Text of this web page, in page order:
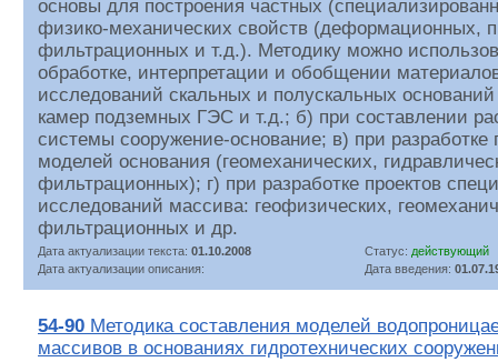
основы для построения частных
физико-механических свойств (деформационных,
фильтрационных и т.д.). Методику можно
обработке, интерпретации и обобщении
исследований скальных и полускальных
камер подземных ГЭС и т.д.; б) при составлении
системы сооружение-основание; в) при разработке
моделей основания (геомеханических,
фильтрационных); г) при разработке проектов
исследований массива: геофизических,
фильтрационных и др.
Дата актуализации текста: 01.10.2008 Статус: действующий
Дата актуализации описания:
Дата введения:
54-90 Методика составления моделей
массивов в основаниях гидротехнических